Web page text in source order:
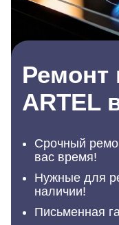
Ремонт
ARTEL
Срочный
вас время!
Нужные для
наличии!
Письменная